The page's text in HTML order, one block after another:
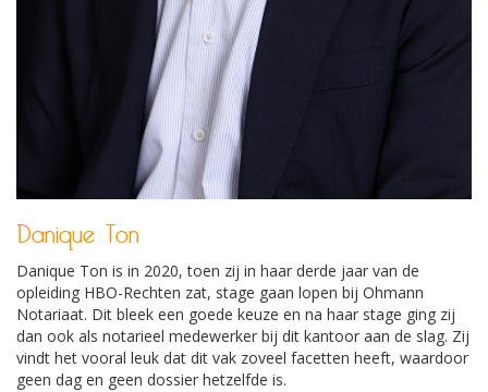
Danique Ton
Danique Ton is in 2020, toen zij in haar derde jaar van de
opleiding HBO-Rechten zat, stage gaan lopen bij Ohmann
Notariaat. Dit bleek een goede keuze en na haar stage ging zij
dan ook als notarieel medewerker bij dit kantoor aan de slag. Zij
vindt het vooral leuk dat dit vak zoveel facetten heeft, waardoor
geen dag en geen dossier hetzelfde is.